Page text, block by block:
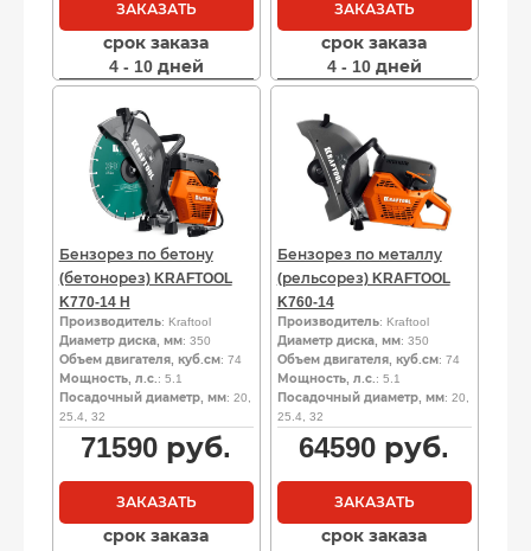
ЗАКАЗАТЬ
срок заказа
4 - 10 дней
ЗАКАЗАТЬ
срок заказа
4 - 10 дней
Бензорез по бетону
(бетонорез) KRAFTOOL
K770-14 H
Производитель: Kraftool
Диаметр диска, мм: 350
Объем двигателя, куб.см: 74
Мощность, л.с. : 5.1
Посадочный диаметр, мм: 20,
25.4, 32
71590 руб.
ЗАКАЗАТЬ
срок заказа
Бензорез по металлу
(рельсорез) KRAFTOOL
K760-14
Производитель: Kraftool
Диаметр диска, мм: 350
Объем двигателя, куб.см: 74
Мощность, л.с. : 5.1
Посадочный диаметр, мм: 20,
25.4, 32
64590 руб.
ЗАКАЗАТЬ
срок заказа